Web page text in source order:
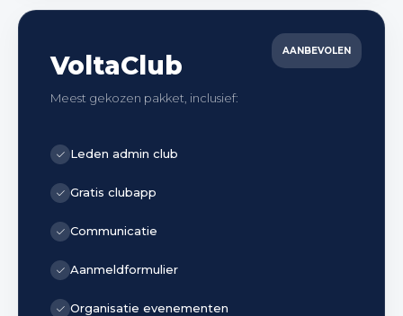
AANBEVOLEN
VoltaClub
Meest gekozen pakket, inclusief:
Leden admin club
Gratis clubapp
Communicatie
Aanmeldformulier
Organisatie evenementen